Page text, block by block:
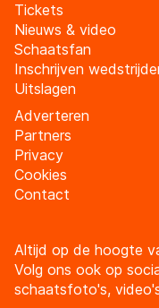
Tickets
Nieuws & video
Schaatsfan
Inschrijven
Uitslagen
Adverteren
Partners
Privacy
Cookies
Contact
Altijd op de hoogte
Volg ons ook op
schaatsfoto's,